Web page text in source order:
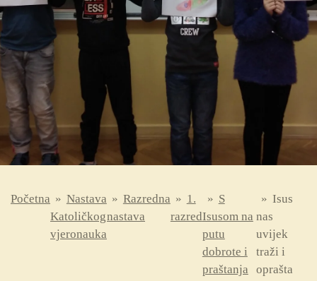
Početna » Nastava
Katoličkog
vjeronauka
» Razredna
nastava
» 1.
razred
» S
Isusom na
putu
dobrote i
praštanja
» Isus
nas
uvijek
traži i
oprašta